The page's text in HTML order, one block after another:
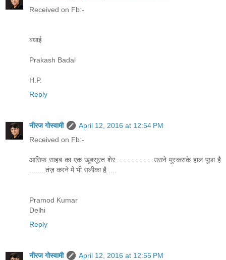
Received on Fb:-
बधाई
Prakash Badal
H.P.
Reply
नीरज गोस्वामी
April 12, 2016 at 12:54 PM
Received on Fb:-
आसिफ साहब का एक खूबसूरत शेर ..................उसने मुस्कराके हाल पूछा है
........तंज़ करने मे भी सलीका है ....
Pramod Kumar
Delhi
Reply
नीरज गोस्वामी
April 12, 2016 at 12:55 PM